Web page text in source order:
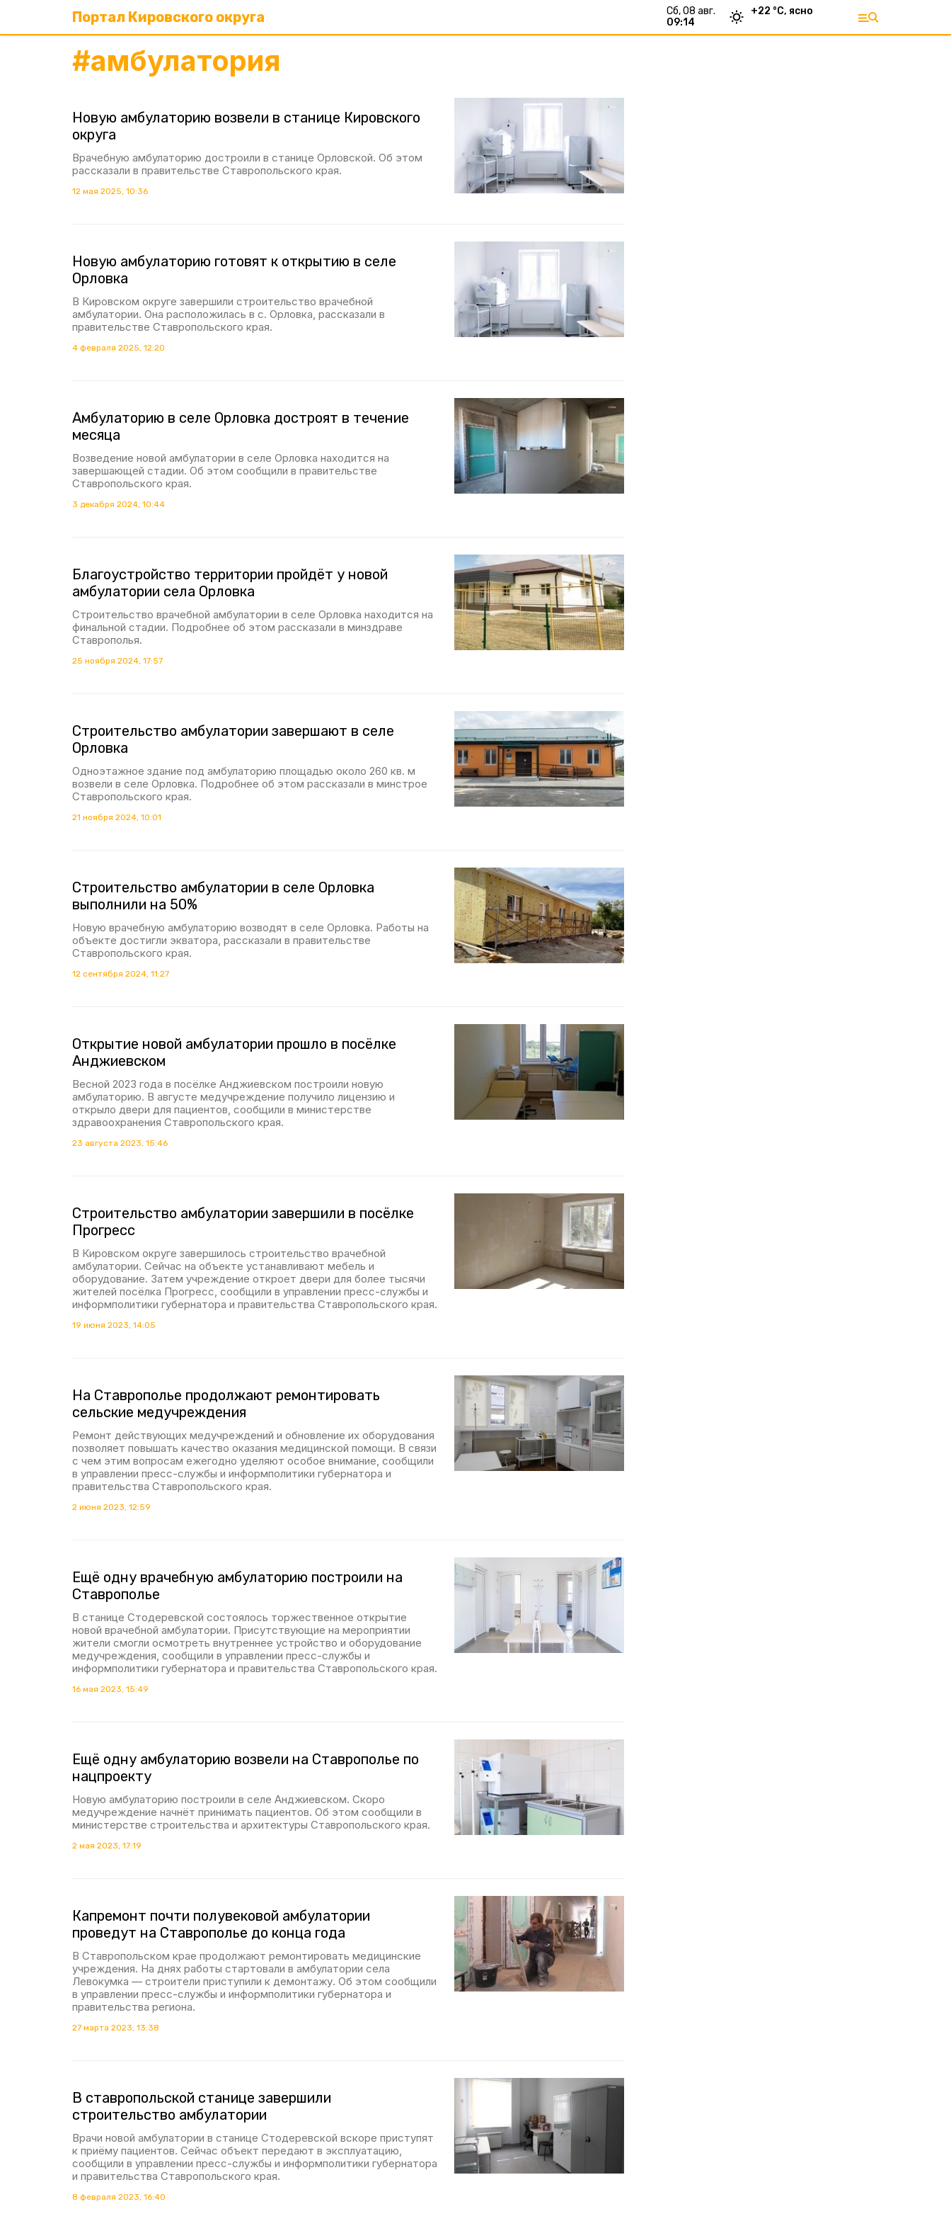
Портал Кировского округа
сб, 08 авг.
09:14
+22 °С, ясно
#амбулатория
Новую амбулаторию возвели в станице Кировского
округа
Врачебную амбулаторию достроили в станице Орловской. Об этом
рассказали в правительстве Ставропольского края.
12 мая 2025, 10:36
Новую амбулаторию готовят к открытию в селе
Орловка
В Кировском округе завершили строительство врачебной
амбулатории. Она расположилась в с. Орловка, рассказали в
правительстве Ставропольского края.
4 февраля 2025, 12:20
Амбулаторию в селе Орловка достроят в течение
месяца
Возведение новой амбулатории в селе Орловка находится на
завершающей стадии. Об этом сообщили в правительстве
Ставропольского края.
3 декабря 2024, 10:44
Благоустройство территории пройдёт у новой
амбулатории села Орловка
Строительство врачебной амбулатории в селе Орловка находится на
финальной стадии. Подробнее об этом рассказали в минздраве
Ставрополья.
25 ноября 2024, 17:57
Строительство амбулатории завершают в селе
Орловка
Одноэтажное здание под амбулаторию площадью около 260 кв. м
возвели в селе Орловка. Подробнее об этом рассказали в минстрое
Ставропольского края.
21 ноября 2024, 10:01
Строительство амбулатории в селе Орловка
выполнили на 50%
Новую врачебную амбулаторию возводят в селе Орловка. Работы на
объекте достигли экватора, рассказали в правительстве
Ставропольского края.
12 сентября 2024, 11:27
Открытие новой амбулатории прошло в посёлке
Анджиевском
Весной 2023 года в посёлке Анджиевском построили новую
амбулаторию. В августе медучреждение получило лицензию и
открыло двери для пациентов, сообщили в министерстве
здравоохранения Ставропольского края.
23 августа 2023, 15:46
Строительство амбулатории завершили в посёлке
Прогресс
В Кировском округе завершилось строительство врачебной
амбулатории. Сейчас на объекте устанавливают мебель и
оборудование. Затем учреждение откроет двери для более тысячи
жителей посёлка Прогресс, сообщили в управлении пресс-службы и
информполитики губернатора и правительства Ставропольского края.
19 июня 2023, 14:05
На Ставрополье продолжают ремонтировать
сельские медучреждения
Ремонт действующих медучреждений и обновление их оборудования
позволяет повышать качество оказания медицинской помощи. В связи
с чем этим вопросам ежегодно уделяют особое внимание, сообщили
в управлении пресс-службы и информполитики губернатора и
правительства Ставропольского края.
2 июня 2023, 12:59
Ещё одну врачебную амбулаторию построили на
Ставрополье
В станице Стодеревской состоялось торжественное открытие
новой врачебной амбулатории. Присутствующие на мероприятии
жители смогли осмотреть внутреннее устройство и оборудование
медучреждения, сообщили в управлении пресс-службы и
информполитики губернатора и правительства Ставропольского края.
16 мая 2023, 15:49
Ещё одну амбулаторию возвели на Ставрополье по
нацпроекту
Новую амбулаторию построили в селе Анджиевском. Скоро
медучреждение начнёт принимать пациентов. Об этом сообщили в
министерстве строительства и архитектуры Ставропольского края.
2 мая 2023, 17:19
Капремонт почти полувековой амбулатории
проведут на Ставрополье до конца года
В Ставропольском крае продолжают ремонтировать медицинские
учреждения. На днях работы стартовали в амбулатории села
Левокумка — строители приступили к демонтажу. Об этом сообщили
в управлении пресс-службы и информполитики губернатора и
правительства региона.
27 марта 2023, 13:38
В ставропольской станице завершили
строительство амбулатории
Врачи новой амбулатории в станице Стодеревской вскоре приступят
к приёму пациентов. Сейчас объект передают в эксплуатацию,
сообщили в управлении пресс-службы и информполитики губернатора
и правительства Ставропольского края.
8 февраля 2023, 16:40